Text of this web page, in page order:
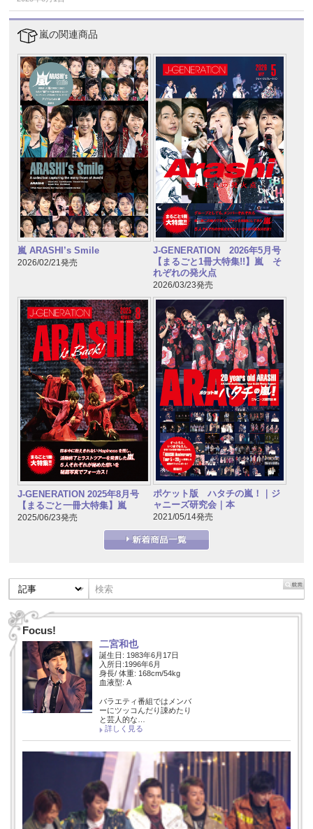
嵐の関連商品
嵐 ARASHI’s Smile
2026/02/21発売
J-GENERATION 2026年5月号
【まるごと1冊大特集!!】嵐 そ
れぞれの発火点
2026/03/23発売
J-GENERATION 2025年8月号
【まるごと一冊大特集】嵐
2025/06/23発売
ポケット版 ハタチの嵐！｜ジ
ャニーズ研究会｜本
2021/05/14発売
Focus!
二宮和也
誕生日: 1983年6月17日
入所日:1996年6月
身長/ 体重: 168cm/54kg
血液型: A
バラエティ番組ではメンバ
ーにツッコんだり諌めたり
と芸人的な…
詳しく見る